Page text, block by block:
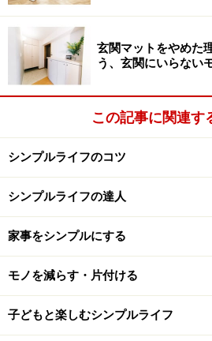
いつもついつい置いてしまう平面上
し、今度は分類しながら入れていく
棚やカウンターの上などに、つ
ャゴチャにしてしまうなら、そ
複数のカゴを並べましょう。大
誌、小さなカゴには小物類を、
ば、なくしもの、探しものが減
す。
い。
玄関マットをやめた
う、玄関にいらない
この記事に関連す
シンプルライフのコツ
シンプルライフの達人
家事をシンプルにする
モノを減らす・片付ける
子どもと楽しむシンプルライフ